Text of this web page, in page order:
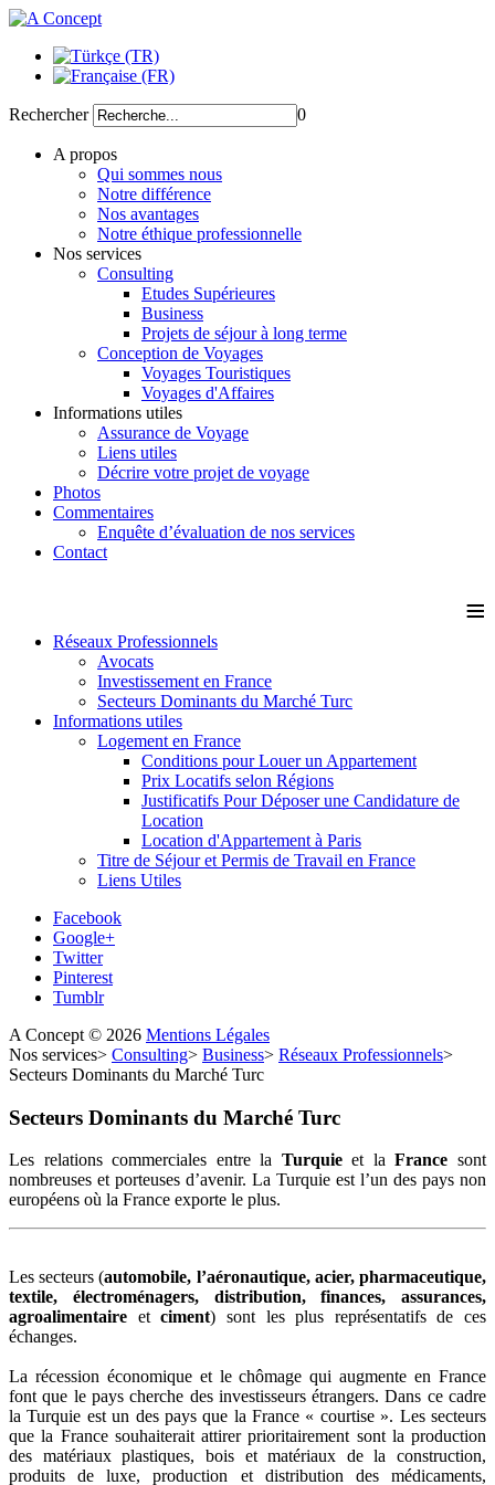
Rechercher 0
A propos
Qui sommes nous
Notre différence
Nos avantages
Notre éthique professionnelle
Nos services
Consulting
Etudes Supérieures
Business
Projets de séjour à long terme
Conception de Voyages
Voyages Touristiques
Voyages d'Affaires
Informations utiles
Assurance de Voyage
Liens utiles
Décrire votre projet de voyage
Photos
Commentaires
Enquête d’évaluation de nos services
Contact
≡
Réseaux Professionnels
Avocats
Investissement en France
Secteurs Dominants du Marché Turc
Informations utiles
Logement en France
Conditions pour Louer un Appartement
Prix Locatifs selon Régions
Justificatifs Pour Déposer une Candidature de
Location
Location d'Appartement à Paris
Titre de Séjour et Permis de Travail en France
Liens Utiles
Facebook
Google+
Twitter
Pinterest
Tumblr
A Concept © 2026 Mentions Légales
Nos services> Consulting> Business> Réseaux Professionnels>
Secteurs Dominants du Marché Turc
Secteurs Dominants du Marché Turc
Les relations commerciales entre la Turquieet laFrance sont
nombreuses et porteuses d’avenir. La Turquie est l’un des pays non
européens où la France exporte le plus.
Les secteurs (automobile, l’aéronautique, acier, pharmaceutique,
textile, électroménagers, distribution, finances, assurances,
agroalimentaire etciment) sont les plus représentatifs de ces
échanges.
La récession économique et le chômage qui augmente en France
font que le pays cherche des investisseurs étrangers. Dans ce cadre
la Turquie est un des pays que la France « courtise ». Les secteurs
que la France souhaiterait attirer prioritairement sont la production
des matériaux plastiques, bois et matériaux de la construction,
produits de luxe, production et distribution des médicaments,